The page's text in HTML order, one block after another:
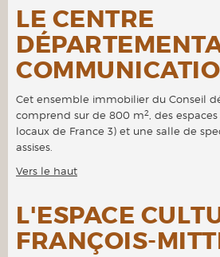
LE CENTRE
Cet ensemble immobilier du Conseil
comprend sur de 800 m2, des
locaux de France 3) et une salle de
assises.
Vers le haut
L'ESPACE
FRANÇOIS-